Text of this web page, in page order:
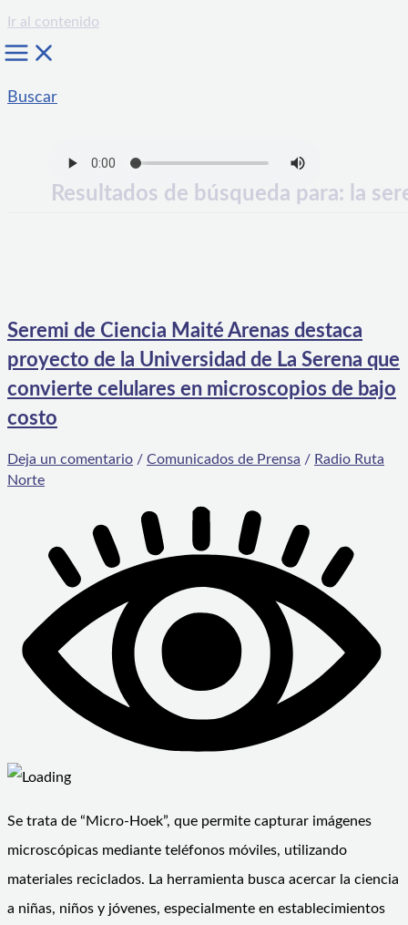
Ir al contenido
Buscar
Resultados de búsqueda para: la
Seremi de Ciencia Maité Arenas destaca
proyecto de la Universidad de La Serena que
convierte celulares en microscopios de bajo
costo
Deja un comentario / Comunicados de Prensa / Radio Ruta
Norte
Se trata de “Micro-Hoek”, que permite capturar imágenes
microscópicas mediante teléfonos móviles, utilizando
materiales reciclados. La herramienta busca acercar la ciencia
a niñas, niños y jóvenes, especialmente en establecimientos